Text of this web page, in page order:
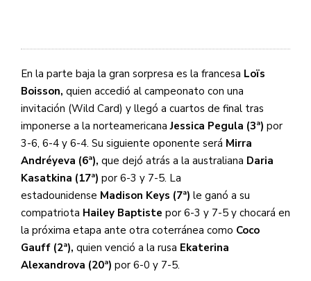
En la parte baja la gran sorpresa es la francesa Loïs
Boisson, quien accedió al campeonato con una
invitación (Wild Card) y llegó a cuartos de final tras
imponerse a la norteamericana Jessica Pegula (3ª) por
3-6, 6-4 y 6-4. Su siguiente oponente será Mirra
Andréyeva (6ª), que dejó atrás a la australiana Daria
Kasatkina (17ª) por 6-3 y 7-5. La
estadounidense Madison Keys (7ª) le ganó a su
compatriota Hailey Baptiste por 6-3 y 7-5 y chocará en
la próxima etapa ante otra coterránea como Coco
Gauff (2ª), quien venció a la rusa Ekaterina
Alexandrova (20ª) por 6-0 y 7-5.